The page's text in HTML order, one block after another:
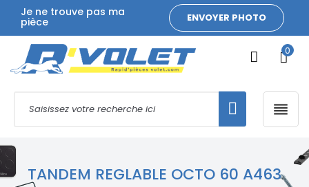
Je ne trouve pas ma
pièce ENVOYER PHOTO
0

TANDEM REGLABLE OCTO 60 A463